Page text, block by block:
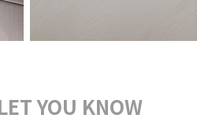
YOU KNOW